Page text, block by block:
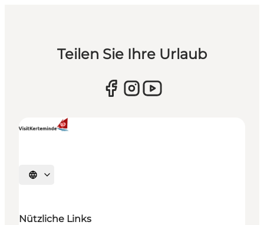
Teilen Sie Ihre Urlaub
Sprache auswählen
Nützliche Links